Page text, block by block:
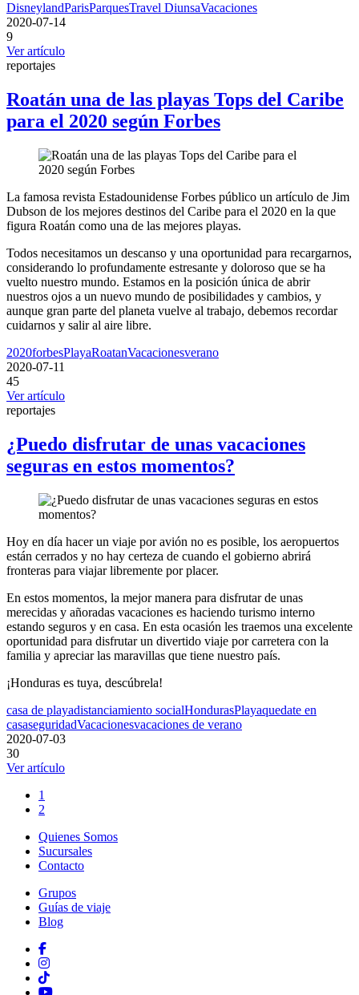
DisneylandParisParquesTravel DiunsaVacaciones
2020-07-14
9
Ver artículo
reportajes
Roatán una de las playas Tops del Caribe
para el 2020 según Forbes
La famosa revista Estadounidense Forbes público un artículo de Jim
Dubson de los mejores destinos del Caribe para el 2020 en la que
figura Roatán como una de las mejores playas.
Todos necesitamos un descanso y una oportunidad para recargarnos,
considerando lo profundamente estresante y doloroso que se ha
vuelto nuestro mundo. Estamos en la posición única de abrir
nuestros ojos a un nuevo mundo de posibilidades y cambios, y
aunque gran parte del planeta vuelve al trabajo, debemos recordar
cuidarnos y salir al aire libre.
2020forbesPlayaRoatanVacacionesverano
2020-07-11
45
Ver artículo
reportajes
¿Puedo disfrutar de unas vacaciones
seguras en estos momentos?
Hoy en día hacer un viaje por avión no es posible, los aeropuertos
están cerrados y no hay certeza de cuando el gobierno abrirá
fronteras para viajar libremente por placer.
En estos momentos, la mejor manera para disfrutar de unas
merecidas y añoradas vacaciones es haciendo turismo interno
estando seguros y en casa. En esta ocasión les traemos una excelente
oportunidad para disfrutar un divertido viaje por carretera con la
familia y apreciar las maravillas que tiene nuestro país.
¡Honduras es tuya, descúbrela!
casa de playadistanciamiento socialHondurasPlayaquedate en
casaseguridadVacacionesvacaciones de verano
2020-07-03
30
Ver artículo
1
2
Quienes Somos
Sucursales
Contacto
Grupos
Guías de viaje
Blog